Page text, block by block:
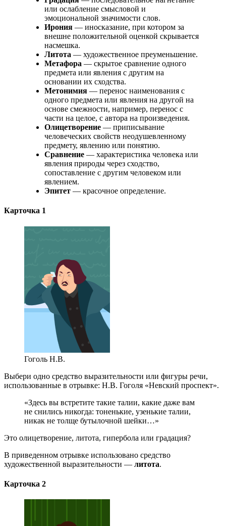
или ослабление смысловой и
эмоциональной значимости слов.
Ирония — иносказание, при котором за
внешне положительной оценкой скрывается
насмешка.
Литота — художественное преуменьшение.
Метафора — скрытое сравнение одного
предмета или явления с другим на
основании их сходства.
Метонимия — перенос наименования с
одного предмета или явления на другой на
основе смежности, например, перенос с
части на целое, с автора на произведения.
Олицетворение — приписывание
человеческих свойств неодушевленному
предмету, явлению или понятию.
Сравнение — характеристика человека или
явления природы через сходство,
сопоставление с другим человеком или
явлением.
Эпитет — красочное определение.
Карточка 1
Гоголь Н.В.
Выбери одно средство выразительности или фигуры речи,
использованные в отрывке: Н.В. Гоголя «Невский проспект».
«Здесь вы встретите такие талии, какие даже вам
не снились никогда: тоненькие, узенькие талии,
никак не толще бутылочной шейки…»
Это олицетворение, литота, гипербола или градация?
В приведенном отрывке использовано средство
художественной выразительности — литота.
Карточка 2